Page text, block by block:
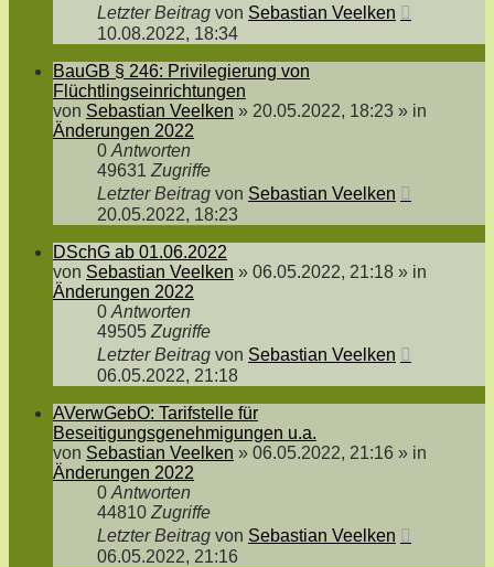
Letzter Beitrag von Sebastian Veelken
10.08.2022, 18:34
BauGB § 246: Privilegierung von
Flüchtlingseinrichtungen
von Sebastian Veelken » 20.05.2022, 18:23 » in
Änderungen 2022
0 Antworten
49631 Zugriffe
Letzter Beitrag von Sebastian Veelken
20.05.2022, 18:23
DSchG ab 01.06.2022
von Sebastian Veelken » 06.05.2022, 21:18 » in
Änderungen 2022
0 Antworten
49505 Zugriffe
Letzter Beitrag von Sebastian Veelken
06.05.2022, 21:18
AVerwGebO: Tarifstelle für
Beseitigungsgenehmigungen u.a.
von Sebastian Veelken » 06.05.2022, 21:16 » in
Änderungen 2022
0 Antworten
44810 Zugriffe
Letzter Beitrag von Sebastian Veelken
06.05.2022, 21:16